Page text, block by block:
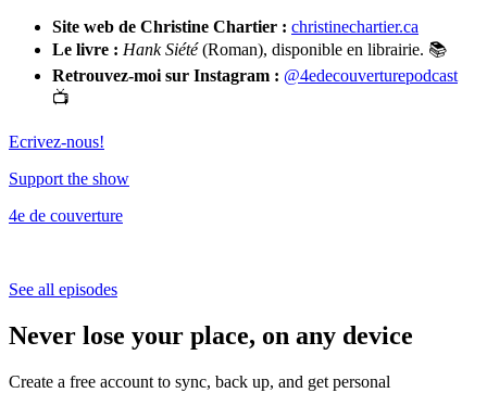
Site web de Christine Chartier : christinechartier.ca
Le livre : Hank Siété(Roman), disponible en librairie. 📚
Retrouvez-moi sur Instagram : @4edecouverturepodcast
📺
Ecrivez-nous!
Support the show
4e de couverture
See all episodes
Never lose your place, on any device
Create a free account to sync, back up, and get personal